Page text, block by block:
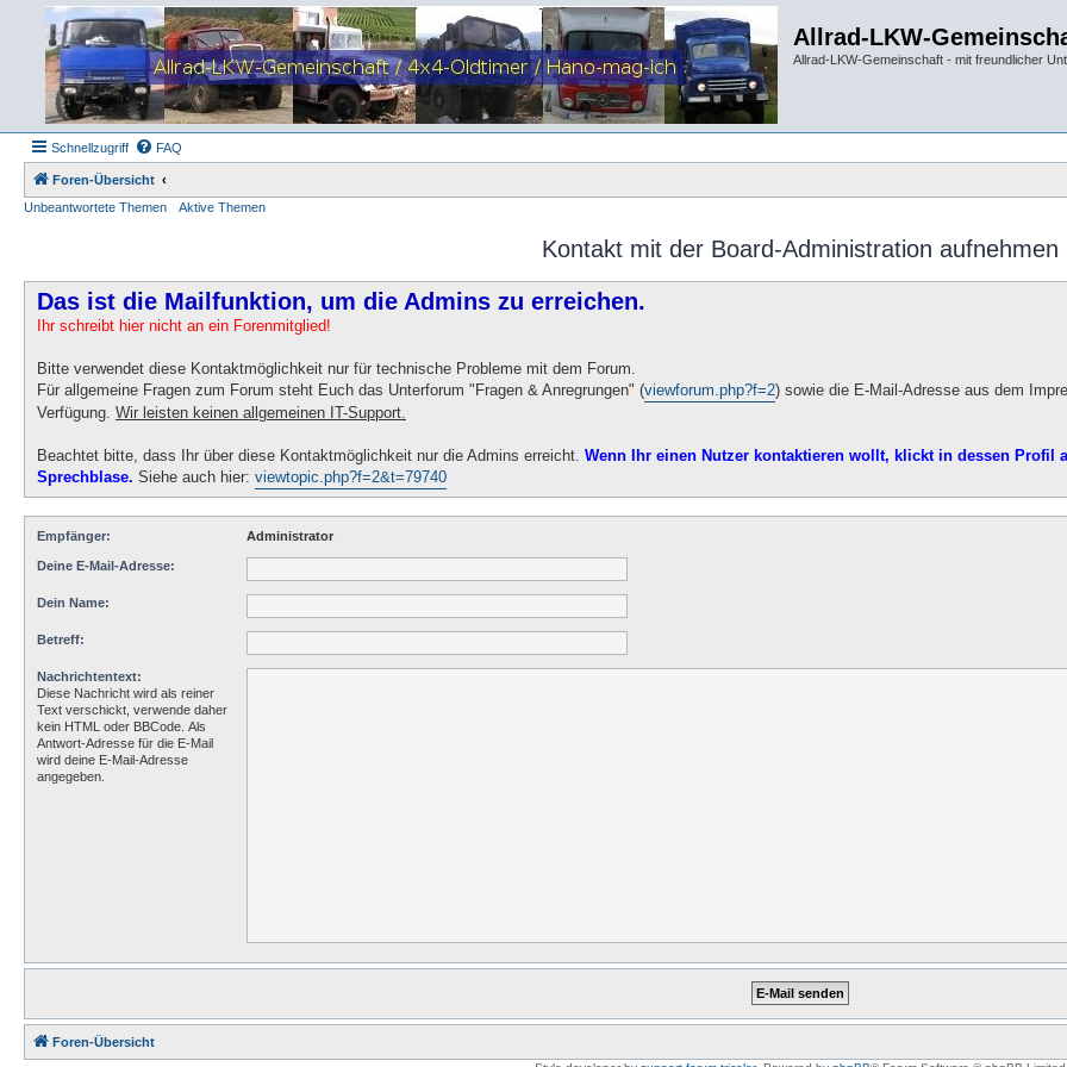
Allrad-LKW-
Allrad-LKW-Gemeinschaft - mit freundlicher
Schnellzugriff FAQ
Foren-Übersicht
Unbeantwortete Themen
Aktive Themen
Kontakt mit der Board-Administration aufnehmen
Das ist die Mailfunktion, um die Admins zu erreichen.
Ihr schreibt hier nicht an ein Forenmitglied!
Bitte verwendet diese Kontaktmöglichkeit nur für technische Probleme mit dem Forum.
Für allgemeine Fragen zum Forum steht Euch das Unterforum "Fragen & Anregrungen" (viewforum.php?f=2) sowie die E-Mail-Adresse aus dem
Verfügung. Wir leisten keinen allgemeinen IT-Support.
Beachtet bitte, dass Ihr über diese Kontaktmöglichkeit nur die Admins erreicht. Wenn Ihr einen Nutzer kontaktieren wollt, klickt in dessen Profil
Sprechblase. Siehe auch hier: viewtopic.php?f=2&t=79740
Empfänger: Administrator
Deine E-Mail-Adresse:
Dein Name:
Betreff:
Nachrichtentext:
Diese Nachricht wird als reiner
Text verschickt, verwende daher
kein HTML oder BBCode. Als
Antwort-Adresse für die E-Mail
wird deine E-Mail-Adresse
angegeben.
Foren-Übersicht